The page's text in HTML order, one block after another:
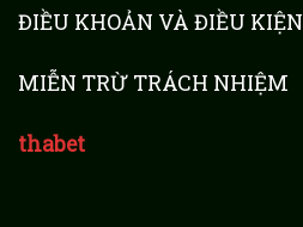
ĐIỀU KHOẢN VÀ ĐIỀU KIỆN
MIỄN TRỪ TRÁCH NHIỆM
thabet